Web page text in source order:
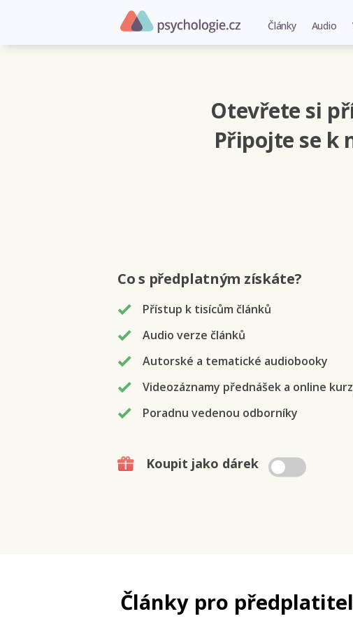
Články Audio
Otevřete si
Připojte se k
Co s předplatným získáte?
Přístup k tisícům článků
Audio verze článků
Autorské a tematické audiobooky
Videozáznamy přednášek a online
Poradnu vedenou odborníky
Koupit jako dárek
Články pro